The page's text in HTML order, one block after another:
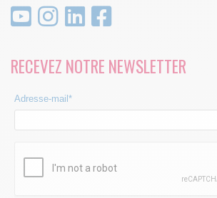
RECEVEZ NOTRE NEWSLETTER
Adresse-mail*